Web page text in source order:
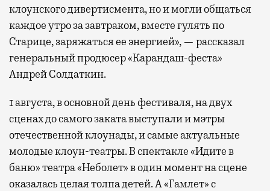
клоунского дивертисмента, но и могли общаться
каждое утро за завтраком, вместе гулять по
Старице, заряжаться ее энергией», — рассказал
генеральный продюсер «Карандаш-феста»
Андрей Солдаткин.
1 августа, в основной день фестиваля, на двух
сценах до самого заката выступали и мэтры
отечественной клоунады, и самые актуальные
молодые клоун-театры. В спектакле «Идите в
баню» театра «Неболет» в один момент на сцене
оказалась целая толпа детей. А «Гамлет» с